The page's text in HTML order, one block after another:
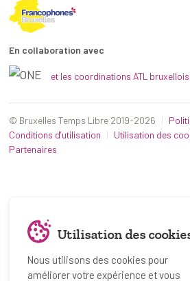
En collaboration avec
et les coordinations ATL
© Bruxelles Temps Libre 2019-2026
Conditions d’utilisation
Utilisation des
Partenaires
Utilisation des
Nous utilisons des cookies pour
améliorer votre expérience et vous